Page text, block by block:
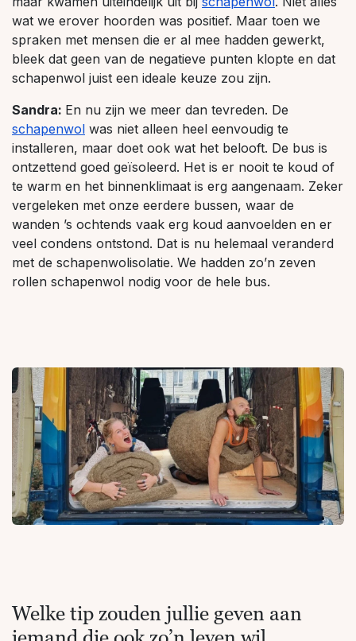
wat we erover hoorden was positief. Maar toen we
spraken met mensen die er al mee hadden gewerkt,
bleek dat geen van de negatieve punten klopte en dat
schapenwol juist een ideale keuze zou zijn.
Sandra: En nu zijn we meer dan tevreden. De
schapenwol was niet alleen heel eenvoudig te
installeren, maar doet ook wat het belooft. De bus is
ontzettend goed geïsoleerd. Het is er nooit te koud of
te warm en het binnenklimaat is erg aangenaam. Zeker
vergeleken met onze eerdere bussen, waar de
wanden ’s ochtends vaak erg koud aanvoelden en er
veel condens ontstond. Dat is nu helemaal veranderd
met de schapenwolisolatie. We hadden zo’n zeven
rollen schapenwol nodig voor de hele bus.
Welke tip zouden jullie geven aan